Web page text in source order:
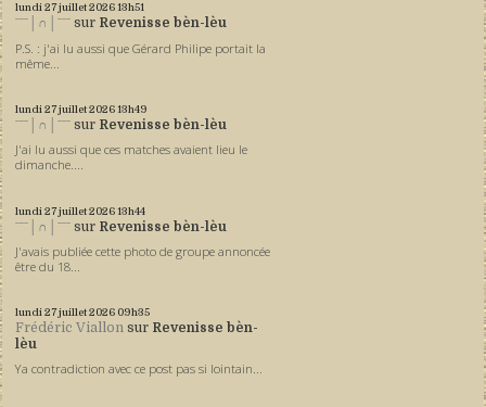
lundi 27juillet 202613h51
ˉˉˉ│∩│ˉˉˉ sur Revenisse bèn-lèu
P.S. : j'ai lu aussi que Gérard Philipe portait la
même...
lundi 27juillet 202613h49
ˉˉˉ│∩│ˉˉˉ sur Revenisse bèn-lèu
J'ai lu aussi que ces matches avaient lieu le
dimanche....
lundi 27juillet 202613h44
ˉˉˉ│∩│ˉˉˉ sur Revenisse bèn-lèu
J'avais publiée cette photo de groupe annoncée
être du 18...
lundi 27juillet 2026 09h35
Frédéric Viallon sur Revenisse bèn-
lèu
Ya contradiction avec ce post pas si lointain...